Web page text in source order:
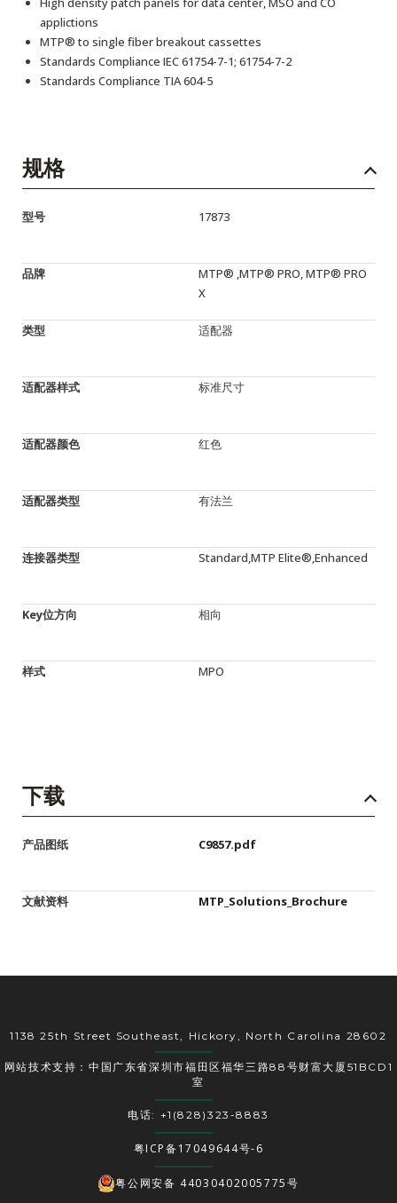
applictions
MTP® to single fiber breakout cassettes
Standards Compliance IEC 61754-7-1; 61754-7-2
Standards Compliance TIA 604-5
规格
型号 17873
品牌
MTP® ,MTP® PRO, MTP® PRO
X
类型 适配器
适配器样式 标准尺寸
适配器颜色 红色
适配器类型 有法兰
连接器类型 Standard,MTP Elite®,Enhanced
Key位方向 相向
样式 MPO
下载
产品图纸 C9857.pdf
文献资料 MTP_Solutions_Brochure
1138 25th Street Southeast, Hickory, North Carolina 28602
网站技术支持：中国广东省深圳市福田区福华三路88号财富大厦51BCD1
室
电话: +1(828)323-8883
粤ICP备17049644号-6
粤公网安备 44030402005775号